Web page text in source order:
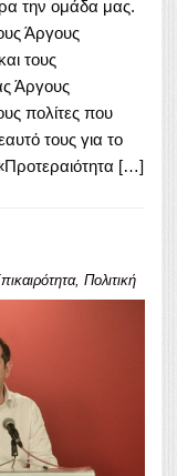
την ομάδα μας.
Άργους
τους
Άργους
πολίτες που
τους για το
[…]
, Πολιτική